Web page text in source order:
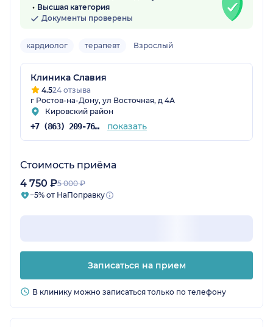
Высшая категория
Документы проверены
кардиолог терапевт Взрослый
Клиника Славия
4.524 отзыва
г Ростов-на-Дону, ул Восточная, д 4А
Кировский район
+7 (863) 209-76-05 показать
Стоимость приёма
4 750 ₽5 000 ₽
−5% от НаПоправку
Записаться на прием
В клинику можно записаться только по телефону